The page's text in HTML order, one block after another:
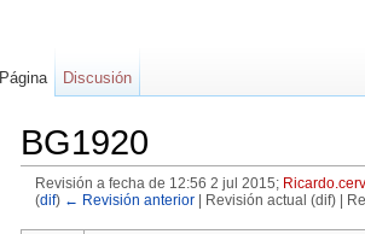
BG1920
Revisión a fecha de 12:56 2 jul 2015;
(dif) ← Revisión anterior| Revisión actual (dif) |
Página Discusión